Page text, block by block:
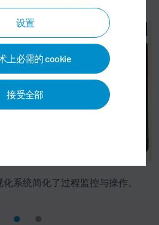
设置
上必需的 cookie
接受全部
系电话：13761848005）。
系统简化了过程监控与操作。